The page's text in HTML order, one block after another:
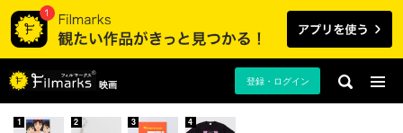
映画 登録・ログイン
1 2 3 4